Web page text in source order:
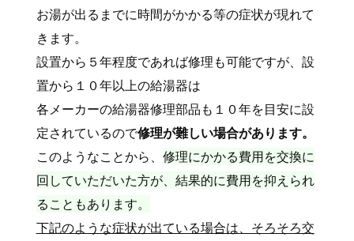
お湯が出るまでに時間がかかる等の症状が現れて
きます。
設置から５年程度であれば修理も可能ですが、設
置から１０年以上の給湯器は
各メーカーの給湯器修理部品も１０年を目安に設
定されているので修理が難しい場合があります。
このようなことから、 修理にかかる費用を交換に
回していただいた方が、結果的に費用を抑えられ
ることもあります。
下記のような症状が出ている場合は、そろそろ交